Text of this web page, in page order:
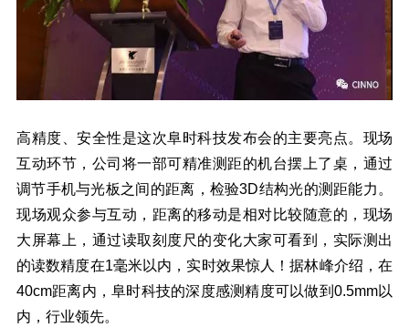
高精度、安全性是这次阜时科技发布会的主要亮点。现场
互动环节，公司将一部可精准测距的机台摆上了桌，通过
调节手机与光板之间的距离，检验3D结构光的测距能力。
现场观众参与互动，距离的移动是相对比较随意的，现场
大屏幕上，通过读取刻度尺的变化大家可看到，实际测出
的读数精度在1毫米以内，实时效果惊人！据林峰介绍，在
40cm距离内，阜时科技的深度感测精度可以做到0.5mm以
内，行业领先。